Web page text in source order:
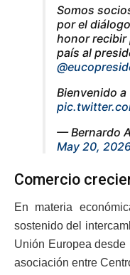
Somos
por el
honor recibir
país al
Bienvenido
— Bernardo
May 20,
Comercio
En materia
sostenido del
Unión Europea
asociación entre